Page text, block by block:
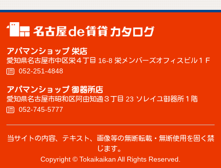
アパマンショップ 栄店
愛知県名古屋市中区栄４丁目 16-8 栄メンバーズオフィスビル１Ｆ
052-251-4848
アパマンショップ 御器所店
愛知県名古屋市昭和区阿由知通３丁目 23 ソレイユ御器所１階
052-745-5777
当サイトの内容、テキスト、画像等の無断転載・無断使用を固く禁
じます。
Copyright © Tokaikaikan All Rights Reserved.